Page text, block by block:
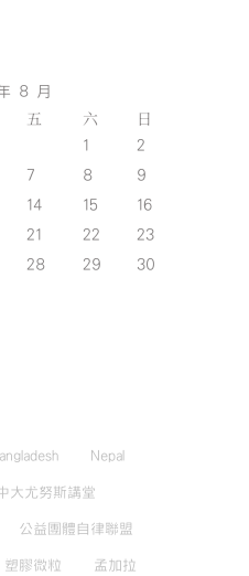
8 月
五 六 日
1
2
7 8
9
14 15
16
21 22
23
28 29
30
Nepal
大尤努斯講堂
公益團體自律聯盟
塑膠微粒 孟加拉